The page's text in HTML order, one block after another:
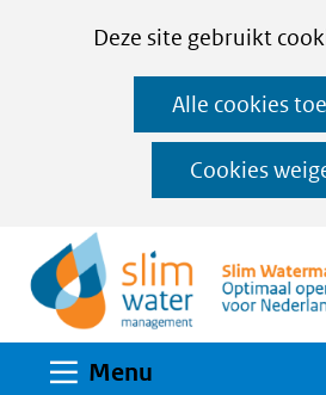
CookiesDeze site gebruikt
op
deze
website
worden
Alle cookies
Cookies
Ga
de
Menu